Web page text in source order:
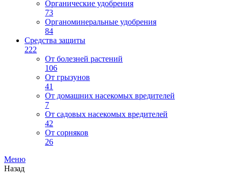
Органические удобрения
73
Органоминеральные удобрения
84
Средства защиты
222
От болезней растений
106
От грызунов
41
От домашних насекомых вредителей
7
От садовых насекомых вредителей
42
От сорняков
26
Меню
Назад